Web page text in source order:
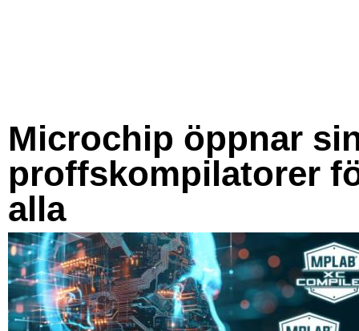
Microchip öppnar
proffskompilatorer
alla